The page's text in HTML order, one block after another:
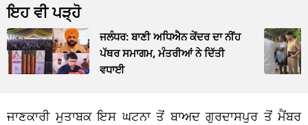
ਇਹ ਵੀ ਪੜ੍ਹੋ
ਜਲੰਧਰ: ਬਾਣੀ ਅਧਿਐਨ ਕੇਂਦਰ ਦਾ ਨੀਂਹ
ਪੱਥਰ ਸਮਾਗਮ, ਮੰਤਰੀਆਂ ਨੇ ਦਿੱਤੀ
ਵਧਾਈ
ਜਾਣਕਾਰੀ ਮੁਤਾਬਕ ਇਸ ਘਟਨਾ ਤੋਂ ਬਾਅਦ ਗੁਰਦਾਸਪੁਰ ਤੋਂ ਮੈਂਬਰ